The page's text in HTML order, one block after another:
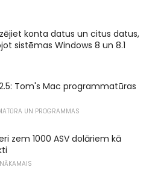
konta datus un citus datus,
sistēmas Windows 8 un 8.1
Tom's Mac programmatūras
UN PROGRAMMAS
zem 1000 ASV dolāriem kā